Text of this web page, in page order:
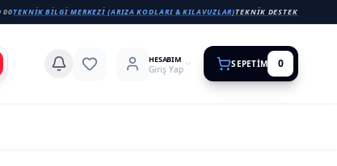
00TEKNIK BILGI MERKEZI (ARIZA KODLARI & KILAVUZLAR)TEKNIK DESTEK
HESABIM
Giriş Yap SEPETIM 0